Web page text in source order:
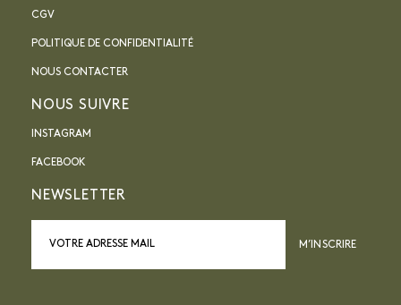
CGV
POLITIQUE DE CONFIDENTIALITÉ
NOUS CONTACTER
NOUS SUIVRE
INSTAGRAM
FACEBOOK
NEWSLETTER
M’INSCRIRE